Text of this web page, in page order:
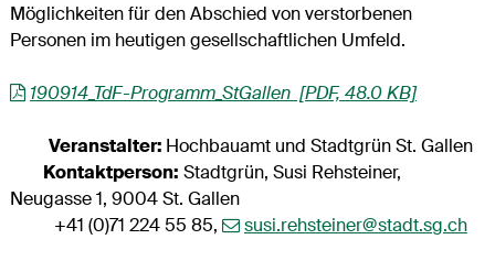
Möglichkeiten für den Abschied von verstorbenen
Personen im heutigen gesellschaftlichen Umfeld.
190914_TdF-Programm_StGallen [PDF, 48.0 KB]
Veranstalter: Hochbauamt und Stadtgrün St. Gallen
Kontaktperson: Stadtgrün, Susi Rehsteiner,
Neugasse 1, 9004 St. Gallen
+41 (0)71 224 55 85,
susi.rehsteiner@stadt.sg.ch